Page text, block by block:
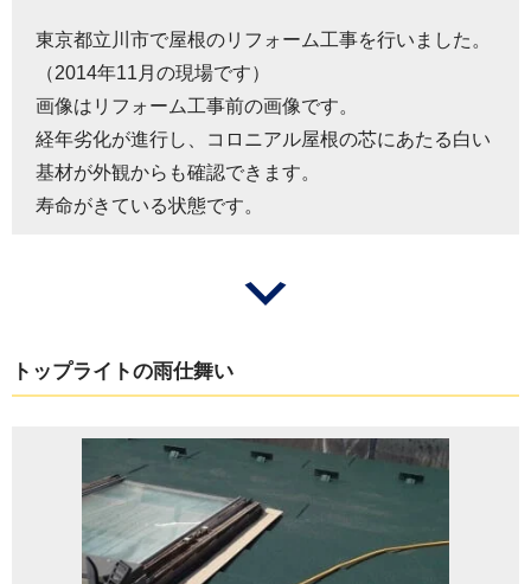
東京都立川市で屋根のリフォーム工事を行いました。
（2014年11月の現場です）
画像はリフォーム工事前の画像です。
経年劣化が進行し、コロニアル屋根の芯にあたる白い
基材が外観からも確認できます。
寿命がきている状態です。
トップライトの雨仕舞い